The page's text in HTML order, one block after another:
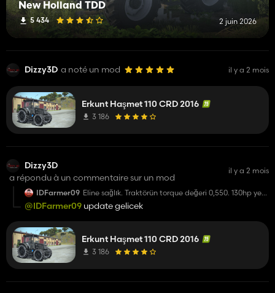
New Holland TDD
5 434 2 juin 2026
Dizzy3D a noté un mod il y a 2 mois
Erkunt Haşmet 110 CRD 2016
3 186
Dizzy3D
a répondu à un commentaire sur un mod
il y a 2 mois
IDFarmer09 Eline sağlık. Traktörün torque değeri 0,550. 130hp ye
denk geliyor. 0,445 yaptım, 105hp civarı. Daha
gerçekçi oldu.
@IDFarmer09 update gelicek
Erkunt Haşmet 110 CRD 2016
3 186